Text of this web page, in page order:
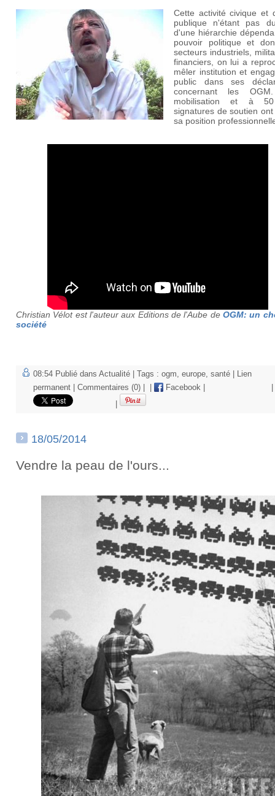
Cette activité civique et
publique n'étant pas
d'une hiérarchie
pouvoir politique et
secteurs industriels,
financiers, on lui a
mêler institution et
public dans ses
concernant les
mobilisation et à
signatures de soutien
sa position
Christian Vélot est l'auteur aux Editions de l'Aube de OGM: un
société
08:54 Publié dans Actualité | Tags : ogm europe santé
Lien
permanent
Commentaires (0) Facebook
18/05/2014
Vendre la peau de l'ours...